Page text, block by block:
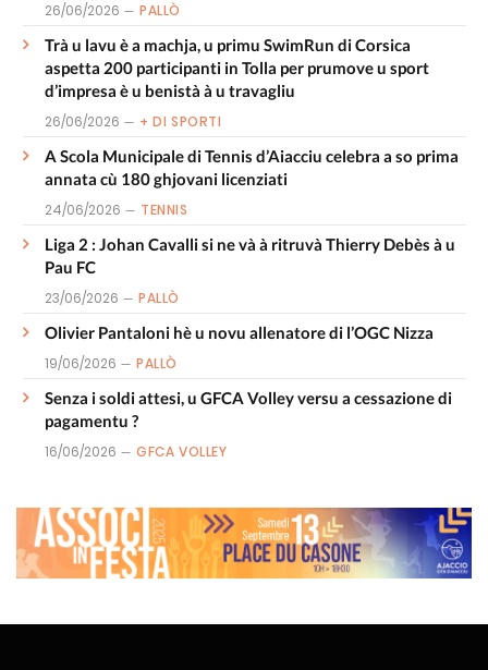
26/06/2026 PALLÒ
Trà u lavu è a machja, u primu SwimRun di Corsica
aspetta 200 participanti in Tolla per prumove u sport
d’impresa è u benistà à u travagliu
26/06/2026 + DI SPORTI
A Scola Municipale di Tennis d’Aiacciu celebra a so prima
annata cù 180 ghjovani licenziati
24/06/2026 TENNIS
Liga 2 : Johan Cavalli si ne và à ritruvà Thierry Debès à u
Pau FC
23/06/2026 PALLÒ
Olivier Pantaloni hè u novu allenatore di l’OGC Nizza
19/06/2026 PALLÒ
Senza i soldi attesi, u GFCA Volley versu a cessazione di
pagamentu ?
16/06/2026 GFCA VOLLEY